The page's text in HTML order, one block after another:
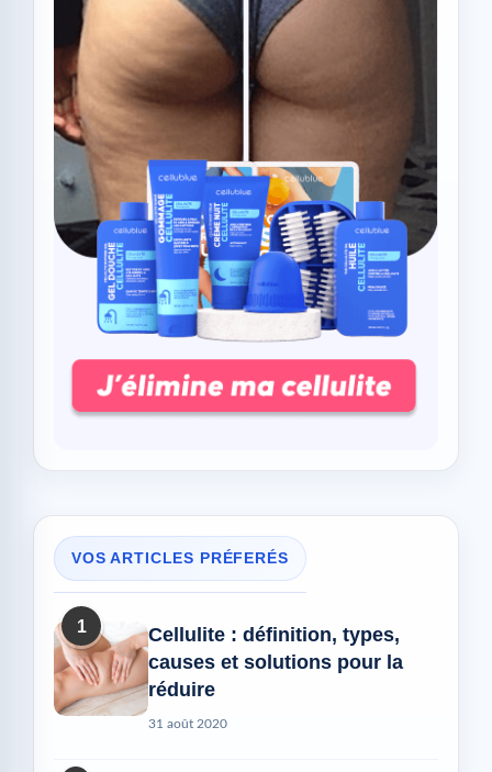
VOS ARTICLES PRÉFERÉS
1
Cellulite : définition, types,
causes et solutions pour la
réduire
31 août 2020